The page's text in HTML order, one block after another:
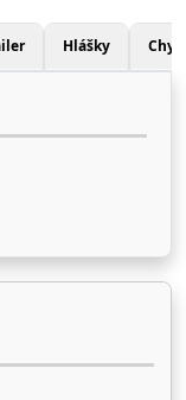
Hlášky